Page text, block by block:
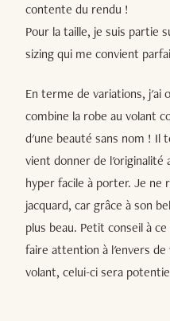
contente du rendu !
Pour la taille, je suis partie
sizing qui me convient
En terme de variations, j'ai
combine la robe au volant
d'une beauté sans nom ! Il
vient donner de
hyper facile à porter. Je ne
jacquard, car grâce à son
plus beau. Petit conseil à
faire attention à l'envers
volant, celui-ci sera